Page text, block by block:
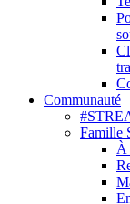
Communauté
Famille
À